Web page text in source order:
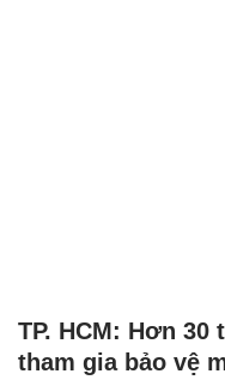
TP. HCM: Hơn
tham gia bảo vệ